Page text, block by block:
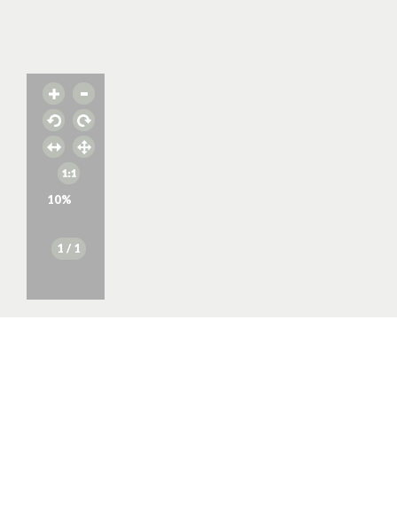
10%
1 / 1